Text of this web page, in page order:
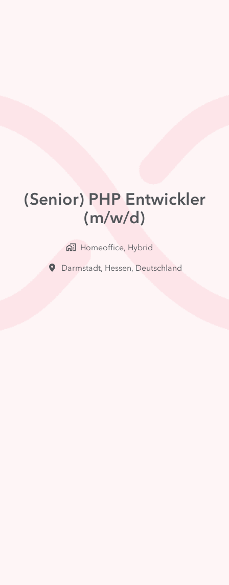
(Senior) PHP Entwickler
(m/w/d)
Homeoffice, Hybrid
Darmstadt, Hessen, Deutschland